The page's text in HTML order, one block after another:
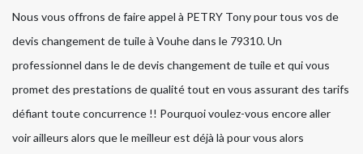
Nous vous offrons de faire appel à PETRY Tony pour tous vos de
devis changement de tuile à Vouhe dans le 79310. Un
professionnel dans le de devis changement de tuile et qui vous
promet des prestations de qualité tout en vous assurant des tarifs
défiant toute concurrence !! Pourquoi voulez-vous encore aller
voir ailleurs alors que le meilleur est déjà là pour vous alors